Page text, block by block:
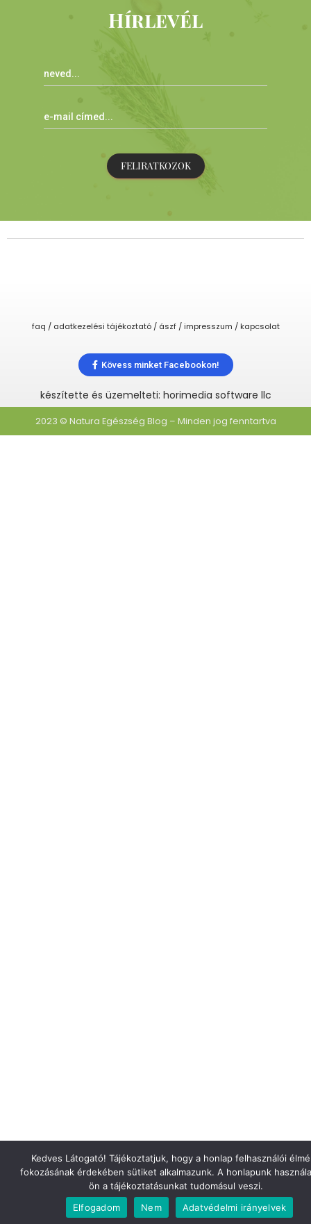
Hírlevél
FELIRATKOZOK
faq / adatkezelési tájékoztató / ászf / impresszum / kapcsolat
Kövess minket Facebookon!
készítette és üzemelteti: horimedia software llc
2023 © Natura Egészség Blog – Minden jog fenntartva
Kedves Látogató! Tájékoztatjuk, hogy a honlap felhasználói
fokozásának érdekében sütiket alkalmazunk. A honlapunk
ön a tájékoztatásunkat tudomásul veszi.
Elfogadom
Nem Adatvédelmi irányelvek